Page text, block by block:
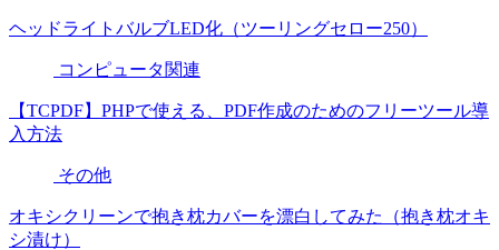
ヘッドライトバルブLED化（ツーリングセロー250）
コンピュータ関連
【TCPDF】PHPで使える、PDF作成のためのフリーツール導
入方法
その他
オキシクリーンで抱き枕カバーを漂白してみた（抱き枕オキ
シ漬け）